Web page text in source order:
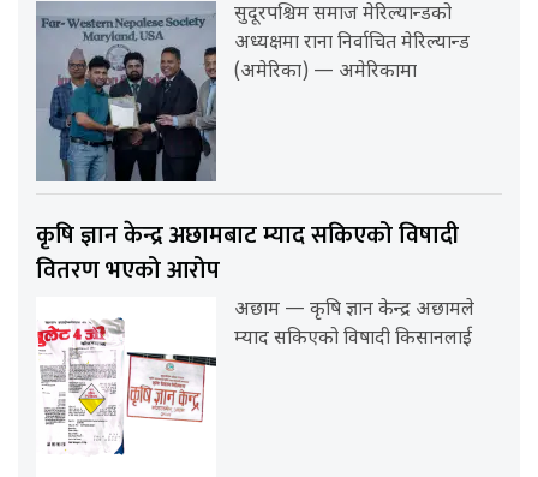
सुदूरपश्चिम समाज मेरिल्यान्डको
अध्यक्षमा राना निर्वाचित मेरिल्यान्ड
(अमेरिका) — अमेरिकामा
कृषि ज्ञान केन्द्र अछामबाट म्याद सकिएको विषादी
वितरण भएको आरोप
अछाम — कृषि ज्ञान केन्द्र अछामले
म्याद सकिएको विषादी किसानलाई